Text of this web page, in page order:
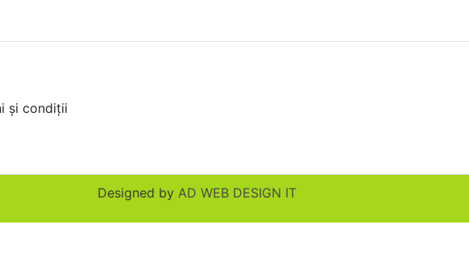
și condiții
Designed by AD WEB DESIGN IT